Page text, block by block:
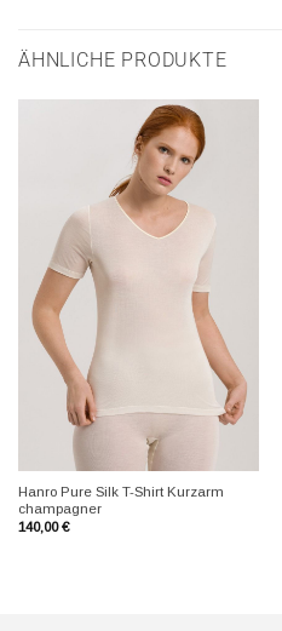
ÄHNLICHE PRODUKTE
Hanro Pure Silk T-Shirt Kurzarm
champagner
140,00€